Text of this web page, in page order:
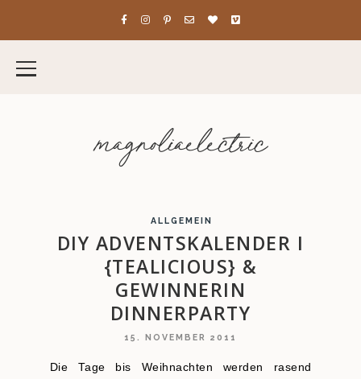
magnoliaelectric
ALLGEMEIN
DIY ADVENTSKALENDER I
{TEALICIOUS} &
GEWINNERIN
DINNERPARTY
15. NOVEMBER 2011
Die Tage bis Weihnachten werden rasend